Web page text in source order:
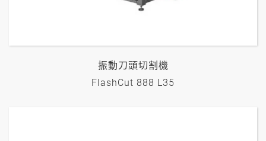
振動刀頭切割機
FlashCut 888 L35